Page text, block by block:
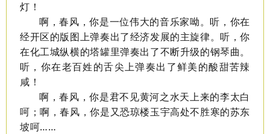
灯！
啊，春风，你是一位伟大的音乐家呦。听，你在
经开区的版图上弹奏出了经济发展的主旋律。听，你
在化工城纵横的塔罐里弹奏出了不断升级的钢琴曲。
听，你在老百姓的舌尖上弹奏出了鲜美的酸甜苦辣
咸！
啊，春风，你是君不见黄河之水天上来的李太白
呵；啊，春风，你是又恐琼楼玉宇高处不胜寒的苏东
坡呵……